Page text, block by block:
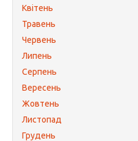
Квітень
Травень
Червень
Липень
Серпень
Вересень
Жовтень
Листопад
Грудень